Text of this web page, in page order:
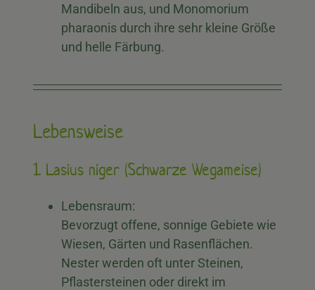
Mandibeln aus, und Monomorium
pharaonis durch ihre sehr kleine Größe
und helle Färbung.
Lebensweise
1. Lasius niger (Schwarze Wegameise)
Lebensraum:
Bevorzugt offene, sonnige Gebiete wie
Wiesen, Gärten und Rasenflächen.
Nester werden oft unter Steinen,
Pflastersteinen oder direkt im